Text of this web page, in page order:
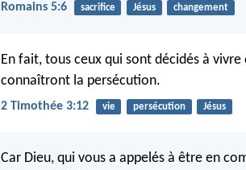
Romains 5:6 sacrifice Jésus changement
En fait, tous ceux qui sont décidés à
connaîtront la persécution.
2 Timothée 3:12 vie persécution Jésus
Car Dieu, qui vous a appelés à être en